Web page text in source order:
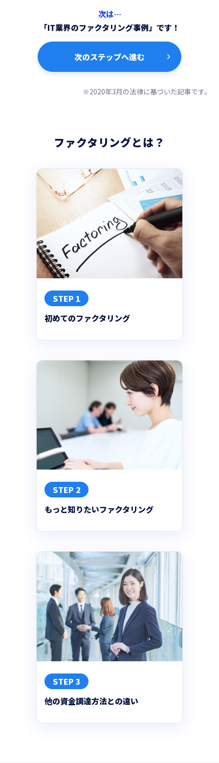
次は…
「IT業界のファクタリング事例」です！
次のステップへ進む
※2020年3月の法律に基づいた記事です。
ファクタリングとは？
STEP 1
初めてのファクタリング
STEP 2
もっと知りたいファクタリング
STEP 3
他の資金調達方法との違い